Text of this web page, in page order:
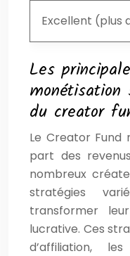
Excellent (plus
Les
du creator
Le Creator Fund
part des
nombreux
stratégies
transformer
lucrative. Ces
d’affiliation,